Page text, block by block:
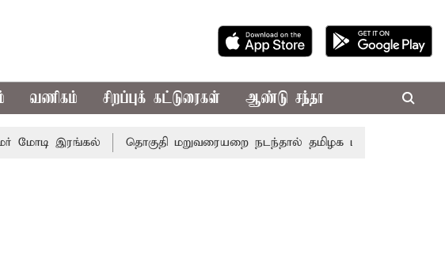
வணிகம் சிறப்புக் கட்டுரைகள் ஆண்டு சந்தா
இரங்கல் தொகுதி மறுவரையறை நடந்தால் தமிழக மக்களவை